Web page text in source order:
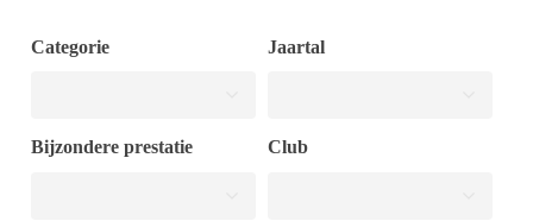
Categorie Jaartal
Bijzondere prestatie Club